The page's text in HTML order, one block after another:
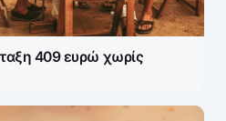
409 ευρώ χωρίς